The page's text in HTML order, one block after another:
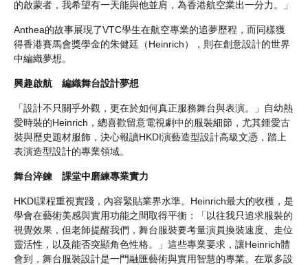
的啟蒙者，我希望有一天能與他並肩，為香港航空業出一分力。」
Anthea的故事展現了VTC學生在航空專業的追夢歷程，而同樣獲
得香港賽馬會獎學金的朱健廷（Heinrich），則在創意設計的世界
中編織夢想。
興趣啟航 編織舞台設計夢想
「設計不只關乎外觀，更在於如何真正服務舞台與表演。」自幼熱
愛時裝的Heinrich，總喜歡留意電視劇中的服裝細節，尤其鍾愛古
裝與歷史題材服飾，決心報讀HKDI演藝造型設計高級文憑，踏上
表演造型設計的專業領域。
舞台淬鍊 課堂中磨練專業實力
HKDI課程重視實踐，內容緊貼業界水準。Heinrich最大的收穫，是
學會在藝術美感與實用功能之間取得平衡：「以往我只追求服裝的
視覺效果，但老師提醒我們，舞台服裝要考量演員換裝速度、走位
靈活性，以及能否突顯角色性格。」這些專業要求，讓Heinrich體
會到，舞台服裝設計是一門融匯藝術與實用智慧的專業。在眾多設